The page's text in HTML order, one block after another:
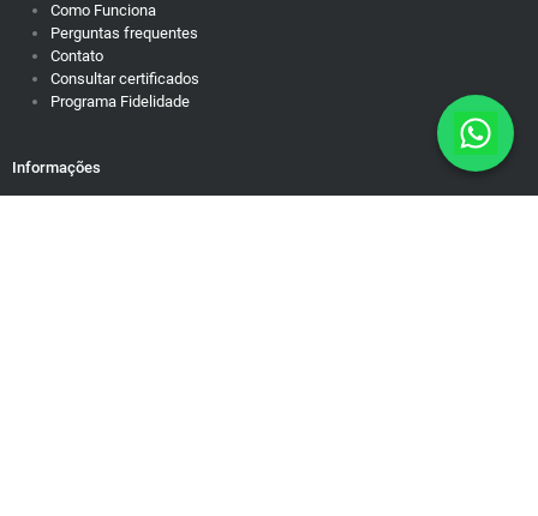
Como Funciona
Perguntas frequentes
Contato
Consultar certificados
Programa Fidelidade
Informações